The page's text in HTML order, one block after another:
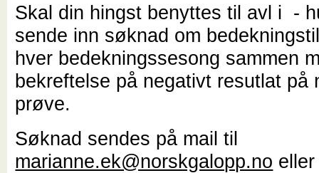
Skal din hingst benyttes til avl i -
sende inn søknad om
hver bedekningssesong sammen
bekreftelse på negativt resutlat på
prøve.
Søknad sendes på mail til
marianne.ek@norskgalopp.no